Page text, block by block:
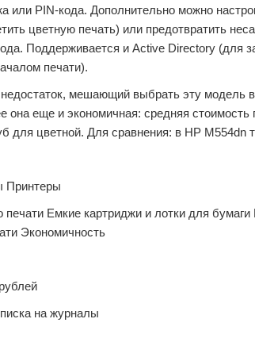
или PIN-кода. Дополнительно можно
цветную печать) или предотвратить
Поддерживается и Active Directory (для
печати).
мешающий выбрать эту модель
она еще и экономичная: средняя
для цветной. Для сравнения: в HP M554dn
Принтеры
печати Емкие картриджи и лотки для
Экономичность
на журналы